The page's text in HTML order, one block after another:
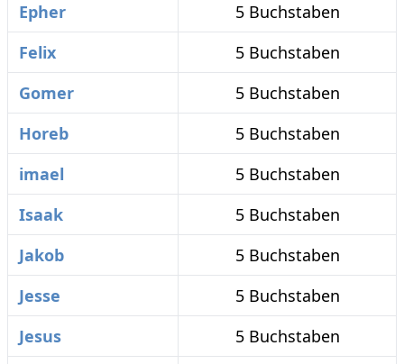
Epher
5 Buchstaben
Felix
5 Buchstaben
Gomer
5 Buchstaben
Horeb
5 Buchstaben
imael
5 Buchstaben
Isaak
5 Buchstaben
Jakob
5 Buchstaben
Jesse
5 Buchstaben
Jesus
5 Buchstaben